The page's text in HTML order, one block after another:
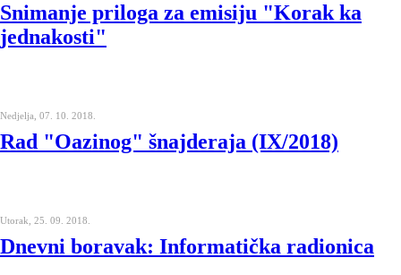
Snimanje priloga za emisiju "Korak ka
jednakosti"
Nedjelja, 07. 10. 2018.
Rad "Oazinog" šnajderaja (IX/2018)
Utorak, 25. 09. 2018.
Dnevni boravak: Informatička radionica